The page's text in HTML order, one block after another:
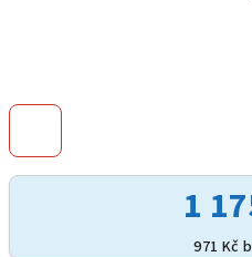
1
971 Kč